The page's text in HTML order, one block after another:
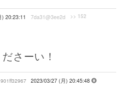
20:23:11 7da31@3ee2d >> 152
さーい！
901ff32967 2023/03/27 (月) 20:45:48